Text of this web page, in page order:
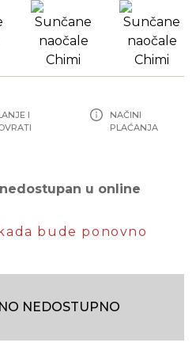
I
NAČINI
PLAĆANJA
u online
kada bude ponovno
NEDOSTUPNO